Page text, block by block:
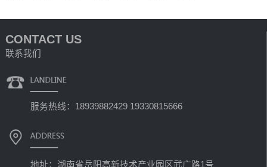
CONTACT US
联系我们
服务热线：18939882429 19330815666
地址：湖南省岳阳高新技术产业园区武广路1号